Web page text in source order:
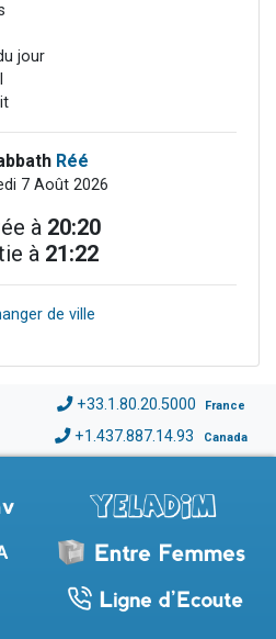
jour
Réé
7 Août 2026
à 20:20
à 21:22
de ville
+33.1.80.20.5000 France
+1.437.887.14.93 Canada